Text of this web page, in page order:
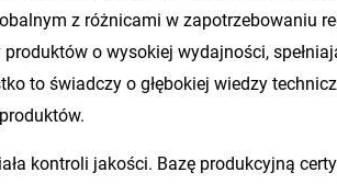
z różnicami w zapotrzebowaniu
o wysokiej wydajności,
to świadczy o głębokiej wiedzy
kontroli jakości. Bazę produkcyjną